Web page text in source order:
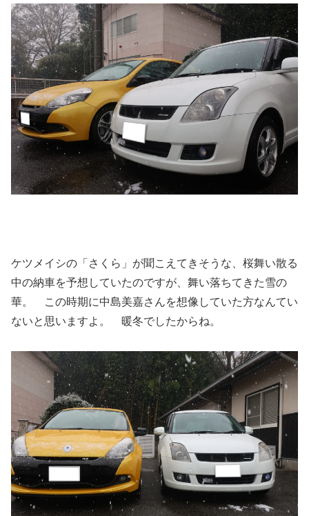
ケツメイシの「さくら」が聞こえてきそうな、桜舞い散る
中の納車を予想していたのですが、舞い落ちてきた雪の
華。 この時期に中島美嘉さんを想像していた方なんてい
ないと思いますよ。 暖冬でしたからね。